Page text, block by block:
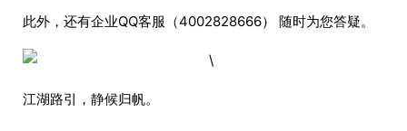
此外，还有企业QQ客服（4002828666） 随时为您答疑。
江湖路引，静候归帆。